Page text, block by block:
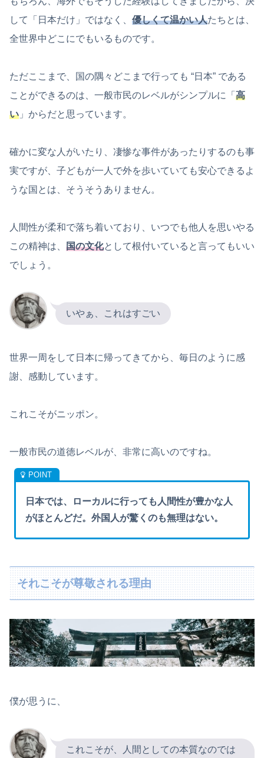
して「日本だけ」ではなく、 優しくて温かい人たちとは、
全世界中どこにでもいるものです。
ただここまで、国の隅々どこまで行っても “日本” である
ことができるのは、一般市民のレベルがシンプルに「 高
い 」からだと思っています。
確かに変な人がいたり、凄惨な事件があったりするのも事
実ですが、子どもが一人で外を歩いていても安心できるよ
うな国とは、そうそうありません。
人間性が柔和で落ち着いており、いつでも他人を思いやる
この精神は、 国の文化として根付いていると言ってもいい
でしょう。
いやぁ、これはすごい
世界一周をして日本に帰ってきてから、毎日のように感
謝、感動しています。
これこそがニッポン。
一般市民の道徳レベルが、非常に高いのですね。
日本では、ローカルに行っても人間性が豊かな人
がほとんどだ。外国人が驚くのも無理はない。
それこそが尊敬される理由
僕が思うに、
これこそが、人間としての本質なのでは